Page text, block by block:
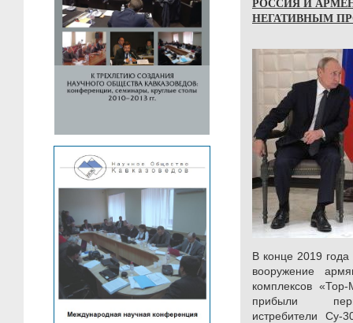
НЕГАТИВНЫМ
В конце 2019 года
вооружение
комплексов
прибыли
истребители Су-